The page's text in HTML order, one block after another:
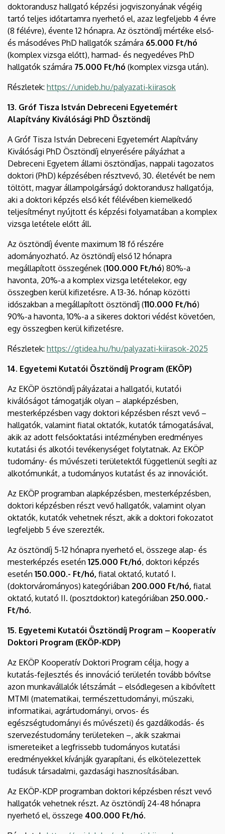
doktorandusz hallgató képzési jogviszonyának végéig
tartó teljes időtartamra nyerhető el, azaz legfeljebb 4 évre
(8 félévre), évente 12 hónapra. Az ösztöndíj mértéke első-
és másodéves PhD hallgatók számára 65.000 Ft/hó
(komplex vizsga előtt), harmad- és negyedéves PhD
hallgatók számára 75.000 Ft/hó (komplex vizsga után).
Részletek: https://unideb.hu/palyazati-kiirasok
13. Gróf Tisza István Debreceni Egyetemért
Alapítvány Kiválósági PhD Ösztöndíj
A Gróf Tisza István Debreceni Egyetemért Alapítvány
Kiválósági PhD Ösztöndíj elnyerésére pályázhat a
Debreceni Egyetem állami ösztöndíjas, nappali tagozatos
doktori (PhD) képzésében résztvevő, 30. életévét be nem
töltött, magyar állampolgárságú doktorandusz hallgatója,
aki a doktori képzés első két félévében kiemelkedő
teljesítményt nyújtott és képzési folyamatában a komplex
vizsga letétele előtt áll.
Az ösztöndíj évente maximum 18 fő részére
adományozható. Az ösztöndíj első 12 hónapra
megállapított összegének (100.000 Ft/hó) 80%-a
havonta, 20%-a a komplex vizsga letételekor, egy
összegben kerül kifizetésre. A 13-36. hónap közötti
időszakban a megállapított ösztöndíj (110.000 Ft/hó)
90%-a havonta, 10%-a a sikeres doktori védést követően,
egy összegben kerül kifizetésre.
Részletek: https://gtidea.hu/hu/palyazati-kiirasok-2025
14. Egyetemi Kutatói Ösztöndíj Program (EKÖP)
Az EKÖP ösztöndíj pályázatai a hallgatói, kutatói
kiválóságot támogatják olyan – alapképzésben,
mesterképzésben vagy doktori képzésben részt vevő –
hallgatók, valamint fiatal oktatók, kutatók támogatásával,
akik az adott felsőoktatási intézményben eredményes
kutatási és alkotói tevékenységet folytatnak. Az EKÖP
tudomány- és művészeti területektől függetlenül segíti az
alkotómunkát, a tudományos kutatást és az innovációt.
Az EKÖP programban alapképzésben, mesterképzésben,
doktori képzésben részt vevő hallgatók, valamint olyan
oktatók, kutatók vehetnek részt, akik a doktori fokozatot
legfeljebb 5 éve szerezték.
Az ösztöndíj 5-12 hónapra nyerhető el, összege alap- és
mesterképzés esetén 125.000 Ft/hó, doktori képzés
esetén 150.000.- Ft/hó, fiatal oktató, kutató I.
(doktorvárományos) kategóriában 200.000 Ft/hó, fiatal
oktató, kutató II. (posztdoktor) kategóriában 250.000.-
Ft/hó.
15. Egyetemi Kutatói Ösztöndíj Program – Kooperatív
Doktori Program (EKÖP-KDP)
Az EKÖP Kooperatív Doktori Program célja, hogy a
kutatás-fejlesztés és innováció területén tovább bővítse
azon munkavállalók létszámát – elsődlegesen a kibővített
MTMI (matematikai, természettudományi, műszaki,
informatikai, agrártudományi, orvos- és
egészségtudományi és művészeti) és gazdálkodás- és
szervezéstudomány területeken –, akik szakmai
ismereteiket a legfrissebb tudományos kutatási
eredményekkel kívánják gyarapítani, és elkötelezettek
tudásuk társadalmi, gazdasági hasznosításában.
Az EKÖP-KDP programban doktori képzésben részt vevő
hallgatók vehetnek részt. Az ösztöndíj 24-48 hónapra
nyerhető el, összege 400.000 Ft/hó.